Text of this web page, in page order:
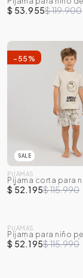
-55 %
manga corta +
$ 53.955$ 119.900
- 55 %
SALE
PIJAMAS
Pijama corta para
años
$ 52.195$ 115.990
-55 %
PIJAMAS
Pijama para niño
camiseta y pantalón
$ 52.195$ 115.990